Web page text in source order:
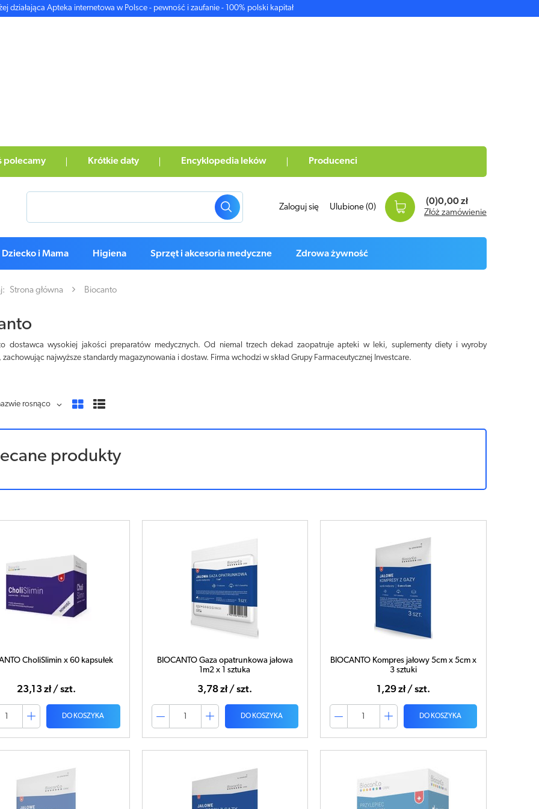
działająca Apteka internetowa w Polsce - pewność i zaufanie - 100% polski kapitał
polecamy Krótkie daty Encyklopedia leków Producenci
Zaloguj się Ulubione (0)
(0)0,00 zł
Złóż zamówienie
Dziecko i Mama Higiena Sprzęt i akcesoria medyczne Zdrowa żywność
Strona główna Biocanto
dostawca wysokiej jakości preparatów medycznych. Od niemal trzech dekad zaopatruje apteki w leki, suplementy diety i wyroby
zachowując najwyższe standardy magazynowania i dostaw. Firma wchodzi w skład Grupy Farmaceutycznej Investcare.
rosnąco
produkty
CholiSlimin x 60 kapsułek
23,13 zł / szt.
DO KOSZYKA
BIOCANTO Gaza opatrunkowa jałowa
1m2 x 1 sztuka
3,78 zł / szt.
DO KOSZYKA
BIOCANTO Kompres jałowy 5cm x 5cm x
3 sztuki
1,29 zł / szt.
DO KOSZYKA